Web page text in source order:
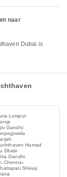
naar
Lumpur
Gandhi
Hamad
Dhabi
Gandhi
Chennai
Shivaji